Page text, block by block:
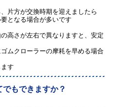
片方が交換時期を迎えましたら
となる場合が多いです
高さが左右で異なりますと、安定
ムクローラーの摩耗を早める場合
す
もできますか？